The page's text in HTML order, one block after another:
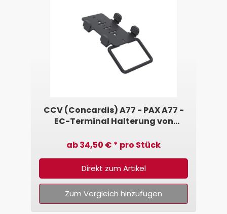
CCV (Concardis) A77 - PAX A77 -
EC-Terminal Halterung von
ab 34,50 € * pro Stück
Direkt zum Artikel
Zum Vergleich hinzufügen